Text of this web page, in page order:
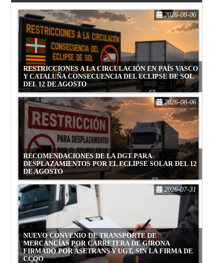
RESTRICCIONES A LA CIRCULACIÓN EN PAÍS VASCO
Y CATALUÑA CONSECUENCIA DEL ECLIPSE DE SOL
DEL 12 DE AGOSTO
2026-08-06
RECOMENDACIONES DE LA DGT PARA
DESPLAZAMIENTOS POR EL ECLIPSE SOLAR DEL 12
DE AGOSTO
2026-08-06
NUEVO CONVENIO DE TRANSPORTE DE
MERCANCÍAS POR CARRETERA DE GIRONA
FIRMADO POR ASETRANS Y UGT, SIN LA FIRMA DE
CCOO
2026-07-31